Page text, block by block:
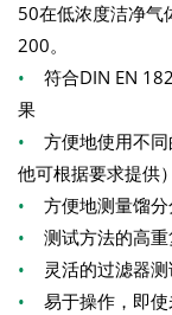
50在低浓度洁净气
200。
• 符合DIN EN
果
• 方便地使用不同
他可根据要求提供）
• 方便地测量馏分
• 测试方法的高重
• 灵活的过滤器测
• 易于操作，即使